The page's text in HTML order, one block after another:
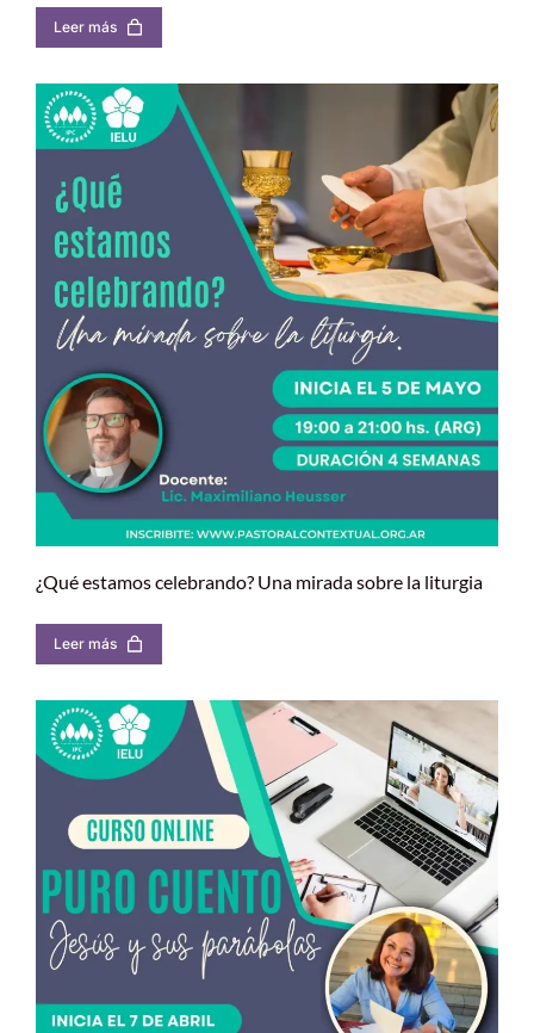
Leer más
¿Qué estamos celebrando? Una mirada sobre la liturgia
Leer más